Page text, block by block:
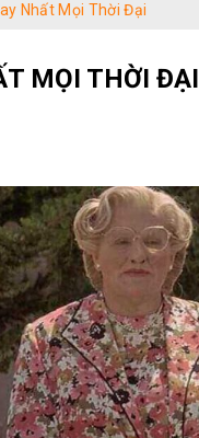
Nhất Mọi Thời Đại
MỌI THỜI ĐẠI